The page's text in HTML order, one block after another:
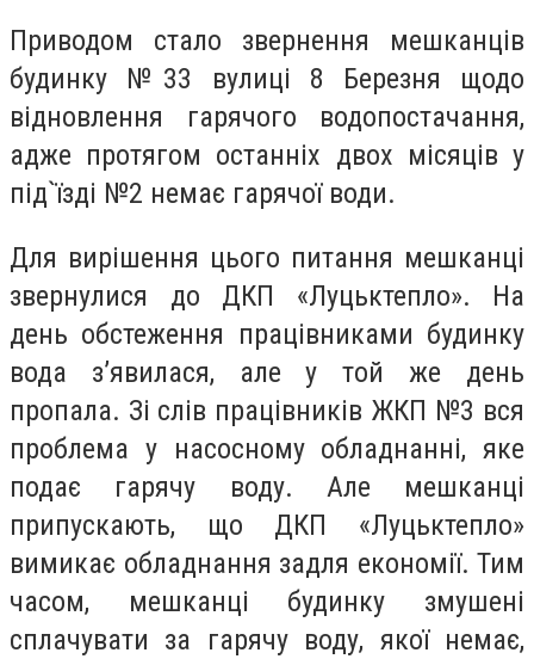
Приводом стало звернення мешканців
будинку №33 вулиці 8 Березня щодо
відновлення гарячого водопостачання,
адже протягом останніх двох місяців у
під`їзді №2 немає гарячої води.
Для вирішення цього питання мешканці
звернулися до ДКП «Луцьктепло». На
день обстеження працівниками будинку
вода з’явилася, але у той же день
пропала. Зі слів працівників ЖКП №3 вся
проблема у насосному обладнанні, яке
подає гарячу воду. Але мешканці
припускають, що ДКП «Луцьктепло»
вимикає обладнання задля економії. Тим
часом, мешканці будинку змушені
сплачувати за гарячу воду, якої немає,